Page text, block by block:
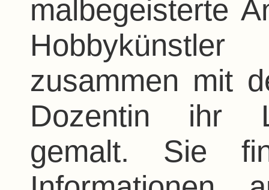
malbegeisterte
zusammen mit
Dozentin ihr
gemalt. Sie